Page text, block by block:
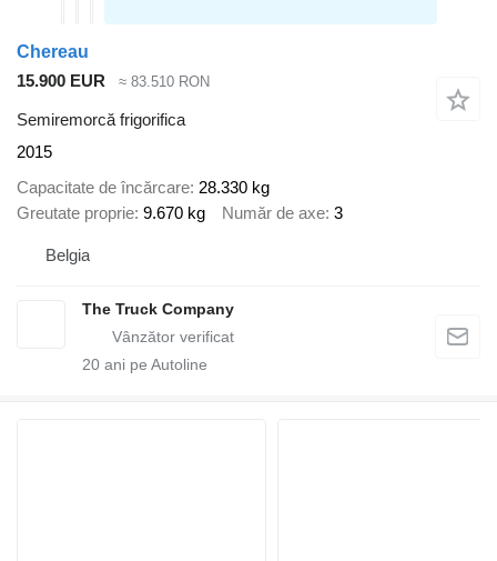
Chereau
15.900 EUR
≈ 83.510 RON
Semiremorcă frigorifica
2015
Capacitate de încărcare 28.330 kg
Greutate proprie 9.670 kg Număr de axe 3
Belgia
The Truck Company
20 ani pe Autoline